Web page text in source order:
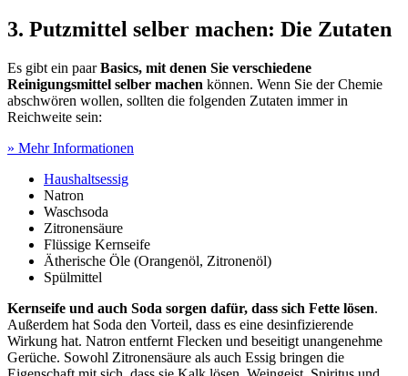
3. Putzmittel selber machen: Die Zutaten
Es gibt ein paarBasics, mit denen Sie verschiedene
Reinigungsmittel selber machen können. Wenn Sie der Chemie
abschwören wollen, sollten die folgenden Zutaten immer in
Reichweite sein:
» Mehr Informationen
Haushaltsessig
Natron
Waschsoda
Zitronensäure
Flüssige Kernseife
Ätherische Öle (Orangenöl, Zitronenöl)
Spülmittel
Kernseife und auch Soda sorgen dafür, dass sich Fette lösen.
Außerdem hat Soda den Vorteil, dass es eine desinfizierende
Wirkung hat. Natron entfernt Flecken und beseitigt unangenehme
Gerüche. Sowohl Zitronensäure als auch Essig bringen die